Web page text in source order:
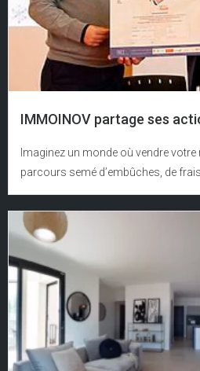
IMMOINOV partage ses
Imaginez un monde où vendre votre
parcours semé d’embûches, de